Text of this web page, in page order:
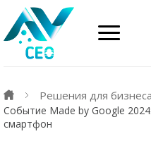
Решения для бизнеса
Событие Made by Google
смартфон